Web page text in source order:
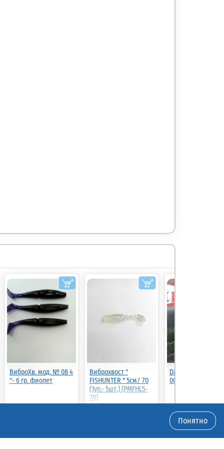
ВиброХв. мод. № 08 4
"- 6 гр. фиолет
Виброхвост "
FISHUNTER " 5см/ 70
(1уп.- 5шт.) (PMFHL5-
70)
Dagger 4 (5шт)
001 (00140D)
4.00р.Понятно